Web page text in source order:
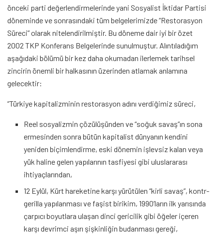
önceki parti değerlendirmelerinde yani Sosyalist İktidar Partisi
döneminde ve sonrasındaki tüm belgelerimizde “Restorasyon
Süreci” olarak nitelendirilmiştir. Bu döneme dair iyi bir özet
2002 TKP Konferans Belgelerinde sunulmuştur. Alıntıladığım
aşağıdaki bölümü bir kez daha okumadan ilerlemek tarihsel
zincirin önemli bir halkasının üzerinden atlamak anlamına
gelecektir:
“Türkiye kapitalizminin restorasyon adını verdiğimiz süreci,
Reel sosyalizmin çözülüşünden ve “soğuk savaş”ın sona
ermesinden sonra bütün kapitalist dünyanın kendini
yeniden biçimlendirme, eski dönemin işlevsiz kalan veya
yük haline gelen yapılarının tasfiyesi gibi uluslararası
ihtiyaçlarından,
12 Eylül, Kürt hareketine karşı yürütülen “kirli savaş”, kontr-
gerilla yapılanması ve faşist birikim, 1990’ların ilk yarısında
çarpıcı boyutlara ulaşan dinci gericilik gibi öğeler içeren
karşı devrimci aşırı şişkinliğin budanması gereği,